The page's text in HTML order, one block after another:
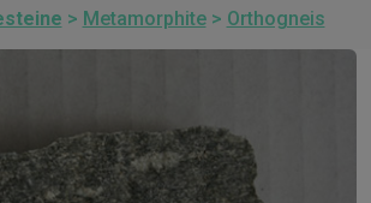
> Metamorphite> Orthogneis